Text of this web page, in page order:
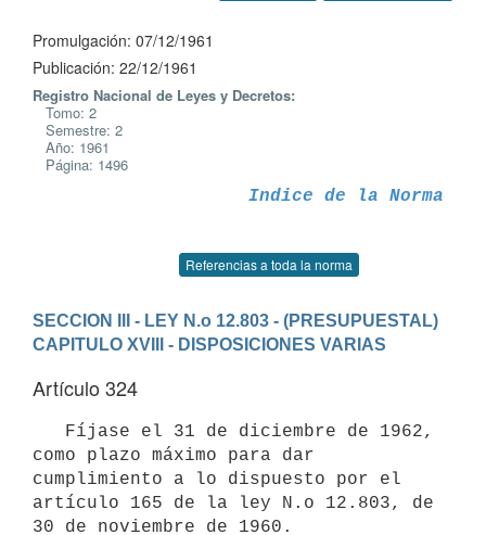
Promulgación: 07/12/1961
Publicación: 22/12/1961
Registro Nacional de Leyes y Decretos:
Tomo: 2
Semestre: 2
Año: 1961
Página: 1496
Indice de la Norma
Referencias a toda la norma
SECCION III - LEY N.o 12.803 - (PRESUPUESTAL)
CAPITULO XVIII - DISPOSICIONES VARIAS
Artículo 324
como plazo máximo para dar
cumplimiento a lo dispuesto por el
artículo 165 de la ley N.o 12.803, de